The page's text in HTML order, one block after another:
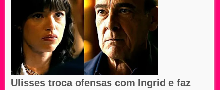
Ulisses troca ofensas com Ingrid e faz